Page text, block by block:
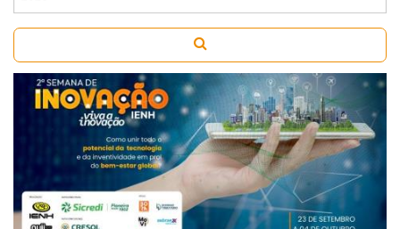
COMÉRCIO
EXTERIOR
93
92